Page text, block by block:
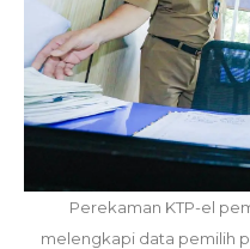
Perekaman KTP-el
melengkapi data pemilih